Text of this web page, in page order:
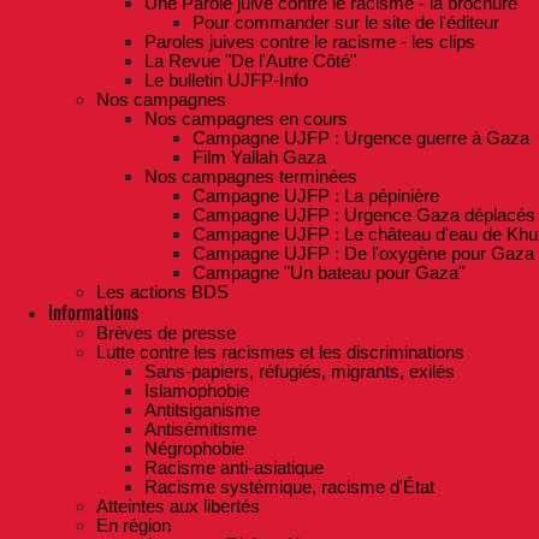
Pour commander sur le site de l'éditeur
Paroles juives contre le racisme - les clips
La Revue "De l'Autre Côté"
Le bulletin UJFP-Info
Nos campagnes
Nos campagnes en cours
Campagne UJFP : Urgence guerre à Gaza
Film Yallah Gaza
Nos campagnes terminées
Campagne UJFP : La pépinière
Campagne UJFP : Urgence Gaza déplacés
Campagne UJFP : Le château d'eau de
Campagne UJFP : De l'oxygène pour Gaza
Campagne "Un bateau pour Gaza"
Les actions BDS
Informations
Brèves de presse
Lutte contre les racismes et les discriminations
Sans-papiers, réfugiés, migrants, exilés
Islamophobie
Antitsiganisme
Antisémitisme
Négrophobie
Racisme anti-asiatique
Racisme systémique, racisme d'État
Atteintes aux libertés
En région